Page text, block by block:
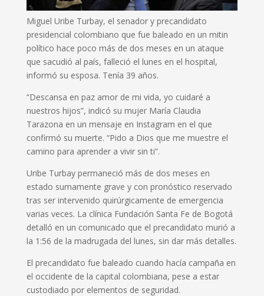
Miguel Uribe Turbay, el senador y precandidato
presidencial colombiano que fue baleado en un mitin
político hace poco más de dos meses en un ataque
que sacudió al país, falleció el lunes en el hospital,
informó su esposa. Tenía 39 años.
“Descansa en paz amor de mi vida, yo cuidaré a
nuestros hijos”, indicó su mujer María Claudia
Tarazona en un mensaje en Instagram en el que
confirmó su muerte. “Pido a Dios que me muestre el
camino para aprender a vivir sin ti”.
Uribe Turbay permaneció más de dos meses en
estado sumamente grave y con pronóstico reservado
tras ser intervenido quirúrgicamente de emergencia
varias veces. La clínica Fundación Santa Fe de Bogotá
detalló en un comunicado que el precandidato murió a
la 1:56 de la madrugada del lunes, sin dar más detalles.
El precandidato fue baleado cuando hacía campaña en
el occidente de la capital colombiana, pese a estar
custodiado por elementos de seguridad.